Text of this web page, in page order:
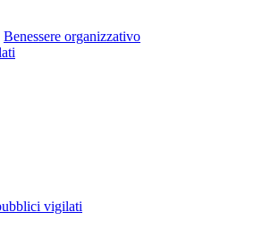
Benessere organizzativo
vigilati